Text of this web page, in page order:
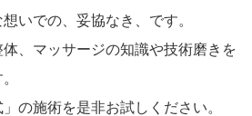
いでの、妥協なき、です。
、マッサージの知識や技術磨きを
の施術を是非お試しください。